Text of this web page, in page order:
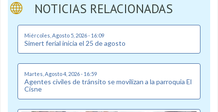
NOTICIAS RELACIONADAS
Miércoles, Agosto 5, 2026 - 16:09
Simert ferial inicia el 25 de agosto
Martes, Agosto 4, 2026 - 16:59
Agentes civiles de tránsito se movilizan a la parroquia El
Cisne